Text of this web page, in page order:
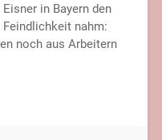
in Bayern den
nahm:
noch aus Arbeitern